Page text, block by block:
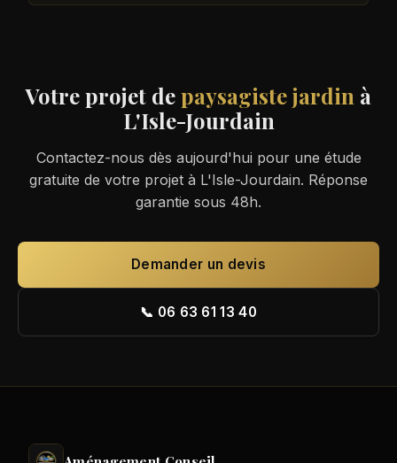
Votre projet depaysagiste jardin à
L'Isle-Jourdain
Contactez-nous dès aujourd'hui pour une étude
gratuite de votre projet à L'Isle-Jourdain. Réponse
garantie sous 48h.
Demander un devis
📞 06 63 61 13 40